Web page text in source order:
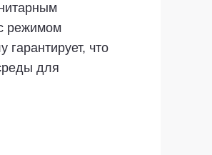
режимом
что
для